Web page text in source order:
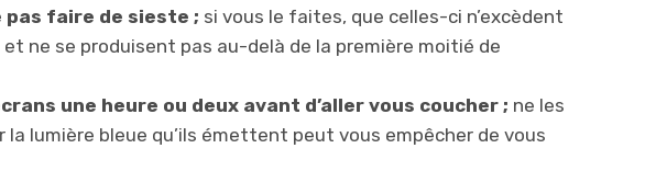
pas faire de sieste ; si vous le faites, que celles-ci n’excèdent
ne se produisent pas au-delà de la première moitié de
une heure ou deux avant d’aller vous coucher ; ne les
la lumière bleue qu’ils émettent peut vous empêcher de vous